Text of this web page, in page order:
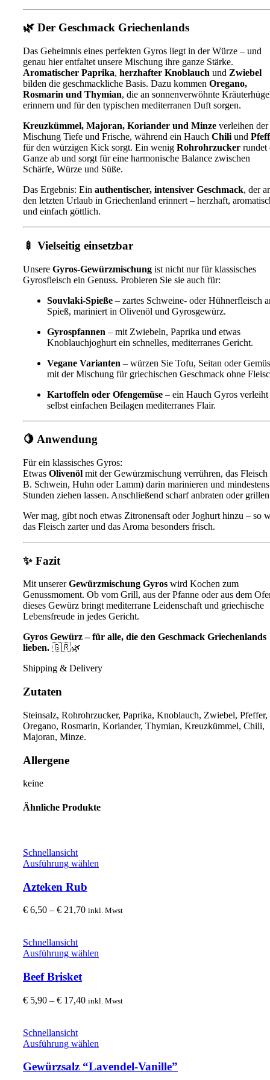
🌿 Der Geschmack Griechenlands
Das Geheimnis eines perfekten Gyros liegt in der Würze – und
genau hier entfaltet unsere Mischung ihre ganze Stärke.
Aromatischer Paprika, herzhafter Knoblauch und Zwiebel
bilden die geschmackliche Basis. Dazu kommen Oregano,
Rosmarin und Thymian, die an sonnenverwöhnte
erinnern und für den typischen mediterranen Duft sorgen.
Kreuzkümmel, Majoran, Koriander und Minze verleihen der
Mischung Tiefe und Frische, während ein Hauch Chili und
für den würzigen Kick sorgt. Ein wenig Rohrohrzucker rundet
Ganze ab und sorgt für eine harmonische Balance zwischen
Schärfe, Würze und Süße.
Das Ergebnis: Ein authentischer, intensiver Geschmack, der
den letzten Urlaub in Griechenland erinnert – herzhaft,
und einfach göttlich.
🍢 Vielseitig einsetzbar
Unsere Gyros-Gewürzmischung ist nicht nur für klassisches
Gyrosfleisch ein Genuss. Probieren Sie sie auch für:
Souvlaki-Spieße – zartes Schweine- oder Hühnerfleisch
Spieß, mariniert in Olivenöl und Gyrosgewürz.
Gyrospfannen – mit Zwiebeln, Paprika und etwas
Knoblauchjoghurt ein schnelles, mediterranes Gericht.
Vegane Varianten – würzen Sie Tofu, Seitan oder
mit der Mischung für griechischen Geschmack ohne
Kartoffeln oder Ofengemüse – ein Hauch Gyros verleiht
selbst einfachen Beilagen mediterranes Flair.
🍋 Anwendung
Für ein klassisches Gyros:
Etwas Olivenöl mit der Gewürzmischung verrühren, das Fleisch
B. Schwein, Huhn oder Lamm) darin marinieren und
Stunden ziehen lassen. Anschließend scharf anbraten oder
Wer mag, gibt noch etwas Zitronensaft oder Joghurt hinzu – so
das Fleisch zarter und das Aroma besonders frisch.
✨ Fazit
Mit unsererGewürzmischung Gyros wird Kochen zum
Genussmoment. Ob vom Grill, aus der Pfanne oder aus dem
dieses Gewürz bringt mediterrane Leidenschaft und griechische
Lebensfreude in jedes Gericht.
Gyros Gewürz – für alle, die den Geschmack Griechenlands
lieben. 🇬🇷🌿
Shipping & Delivery
Zutaten
Steinsalz, Rohrohrzucker, Paprika, Knoblauch, Zwiebel, Pfeffer,
Oregano, Rosmarin, Koriander, Thymian, Kreuzkümmel, Chili,
Majoran, Minze.
Allergene
keine
Ähnliche Produkte
Schnellansicht
Ausführung wählen
Varianten
auf
werden
Azteken Rub
€ 6,50 – € 21,70Preisspanne:
inkl. Mwst
Schnellansicht
Ausführung wählen
Varianten
auf.
auf
Produktseite
Beef Brisket
€ 5,90 – € 17,40Preisspanne:
inkl. Mwst
Schnellansicht
Ausführung wählen
weist
Gewürzsalz “Lavendel-Vanille”